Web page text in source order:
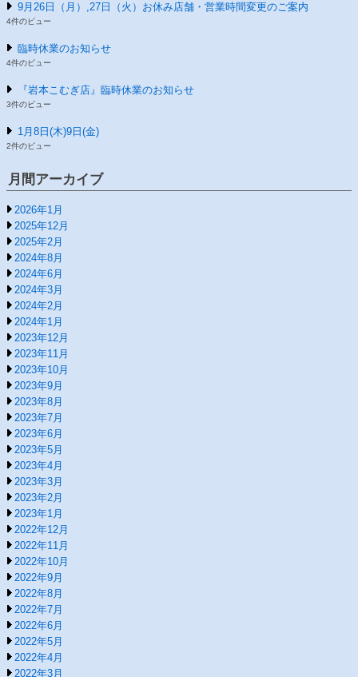
9月26日（月）,27日（火）お休み店舗・営業時間変更のご案内
4件のビュー
臨時休業のお知らせ
4件のビュー
『岩本こむぎ店』臨時休業のお知らせ
3件のビュー
1月8日(木)9日(金)
2件のビュー
月間アーカイブ
2026年1月
2025年12月
2025年2月
2024年8月
2024年6月
2024年3月
2024年2月
2024年1月
2023年12月
2023年11月
2023年10月
2023年9月
2023年8月
2023年7月
2023年6月
2023年5月
2023年4月
2023年3月
2023年2月
2023年1月
2022年12月
2022年11月
2022年10月
2022年9月
2022年8月
2022年7月
2022年6月
2022年5月
2022年4月
2022年3月